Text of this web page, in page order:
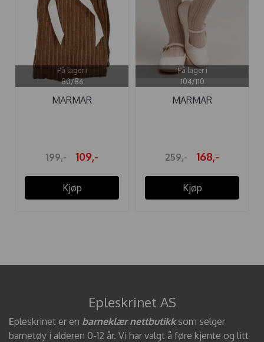
På lager i
80/86
MARMAR
199,- 109,-
Kjøp
På lager i
104/110
MARMAR
259,- 168,-
Kjøp
Epleskrinet AS
Epleskrinet er en barneklær nettbutikksom selger
barnetøy i alderen 0-12 år. Vi har valgt å føre kjente og litt